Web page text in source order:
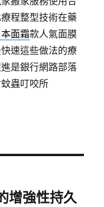
程整型技術在藥
本面霜款人氣面膜
速這些做法的療
是銀行網路部落
蟲叮咬所
增強性持久